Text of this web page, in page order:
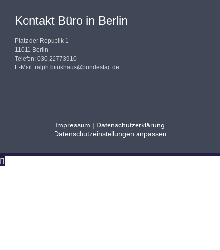
Kontakt Büro in Berlin
Platz der Republik 1
11011 Berlin
Telefon: 030 22773910
E-Mail: ralph.brinkhaus@bundestag.de
Impressum | Datenschutzerklärung
Datenschutzeinstellungen anpassen